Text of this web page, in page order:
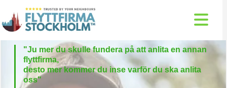
"Ju mer du skulle fundera på att anlita en annan
flyttfirma,
desto mer kommer du inse varför du ska anlita
oss"